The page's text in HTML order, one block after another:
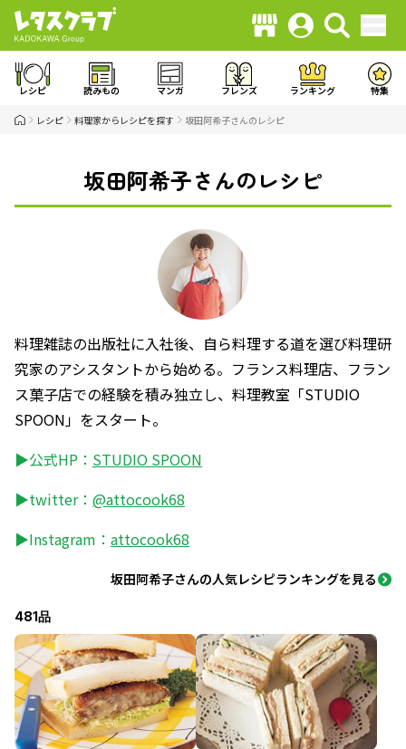
レシピ 読みもの マンガ フレンズ ランキング 特集
レシピ 料理家からレシピを探す 坂田阿希子さんのレシピ
坂田阿希子さんのレシピ
料理雑誌の出版社に入社後、自ら料理する道を選び料理研
究家のアシスタントから始める。フランス料理店、フラン
ス菓子店での経験を積み独立し、料理教室「STUDIO
SPOON」をスタート。
▶公式HP： STUDIO SPOON
▶twitter： @attocook68
▶Instagram： attocook68
坂田阿希子さんの人気レシピランキングを見る
481品